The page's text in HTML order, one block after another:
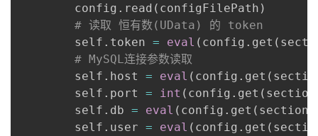
        config
. read ( configFilePath )
# 读取 恒有数(UData) 的 token
        self
. token = eval ( config . get (
# MySQL连接参数读取
        self
. host = eval ( config . get (
        self
. port = int ( config . get ( section
        self
. db = eval ( config . get ( section
        self
. user = eval ( config . get (